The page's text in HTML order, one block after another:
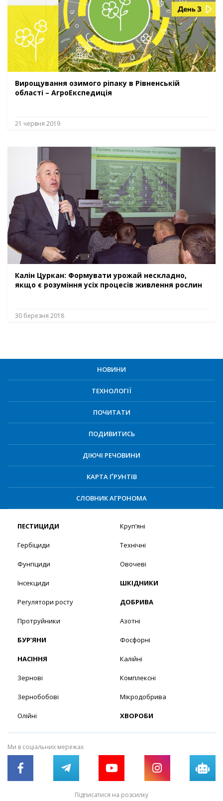
Вирощування озимого ріпаку в Рівненській
області – АгроЕкспедиція
21 червня 2019
Калін Цуркан: Формувати урожай нескладно,
якщо є розуміння усіх процесів живлення рослин
30 березня 2018
НОВИНИ
ТЕХНОЛОГІЇ
ПОЧИТАТИ
ПОДИВИТИСЬ
ДІЮЧІ РЕЧОВИНИ
КАРТА ҐРУНТІВ
СЛОВНИК АГРОНОМА
ПЕСТИЦИДИ
Гербіциди
Фунгіциди
Інсекциди
Регулятори росту
Протруйники
БУР’ЯНИ
НАСІННЯ
Зернові
Зернобобові
Олійні
Круп’яні
Технічні
Овочеві
ШКІДНИКИ
ДОБРИВА
Азотні
Фосфорні
Калійні
Комплексні
Мікродобрива
ХВОРОБИ
Ми в соціальних мережах
Підписатися на розсилку